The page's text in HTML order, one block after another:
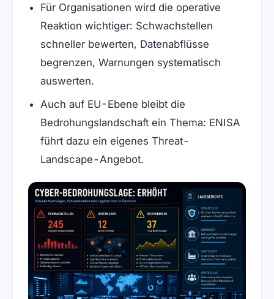
Für Organisationen wird die operative
Reaktion wichtiger: Schwachstellen
schneller bewerten, Datenabflüsse
begrenzen, Warnungen systematisch
auswerten.
Auch auf EU-Ebene bleibt die
Bedrohungslandschaft ein Thema: ENISA
führt dazu ein eigenes Threat-
Landscape-Angebot.